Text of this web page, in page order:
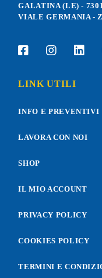
GALATINA (LE) -
VIALE GERMANIA -
LINK UTILI
INFO E PREVENTIVI
LAVORA CON NOI
SHOP
IL MIO ACCOUNT
PRIVACY POLICY
COOKIES POLICY
TERMINI E